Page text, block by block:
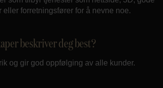
forretningsfører for å nevne noe.
beskriver deg best?
og gir god oppfølging av alle kunder.